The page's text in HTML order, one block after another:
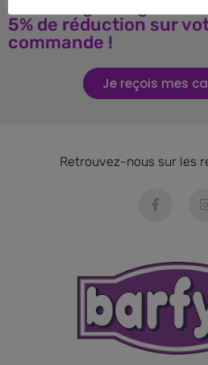
5% de réduction sur
commande !
Je reçois mes
Retrouvez-nous sur les